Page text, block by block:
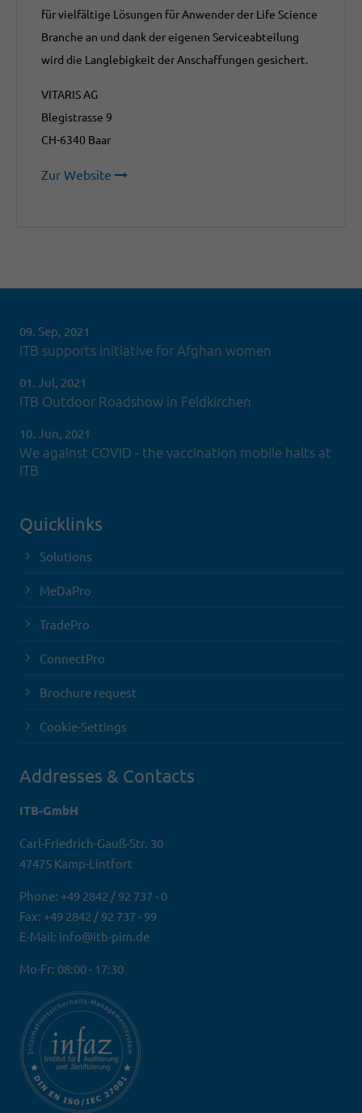
für vielfältige Lösungen für Anwender der Life Science
Branche an und dank der eigenen Serviceabteilung
wird die Langlebigkeit der Anschaffungen gesichert.
VITARIS AG
Blegistrasse 9
CH-6340 Baar
Zur Website
09. Sep, 2021
ITB supports initiative for Afghan women
01. Jul, 2021
ITB Outdoor Roadshow in Feldkirchen
10. Jun, 2021
We against COVID - the vaccination mobile halts at
ITB
Quicklinks
Solutions
MeDaPro
TradePro
ConnectPro
Brochure request
Cookie-Settings
Addresses & Contacts
ITB-GmbH
Carl-Friedrich-Gauß-Str. 30
47475 Kamp-Lintfort
Phone: +49 2842 / 92 737 - 0
Fax: +49 2842 / 92 737 - 99
E-Mail: info@itb-pim.de
Mo-Fr: 08:00 - 17:30